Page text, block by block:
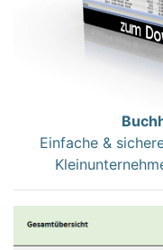
Einfache &